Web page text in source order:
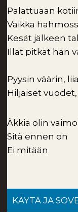
Palattuaan
Vaikka
Kesät jälkeen
Illat pitkät hän
Pyysin väärin,
Hiljaiset
Äkkiä olin
Sitä ennen on
Ei mitään
KÄYTÄ JA